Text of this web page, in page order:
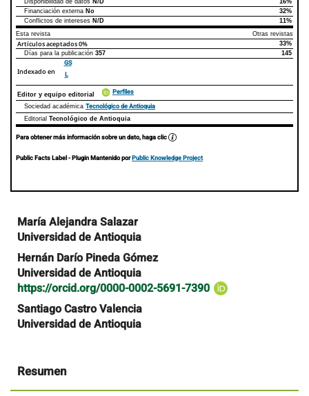
Declaraciones de autoríaEste artículo
Disponibilidad de datos N/D
16%
Financiación externa No
32%
Conflictos de intereses N/D
11%
Esta revista
Otras revistas
Artículos aceptados0%
33%
Días para la publicación 357 145
Indexado en
GS
L
Editor y equipo editorial Perfiles
Sociedad académica Tecnológico de Antioquia
Editorial Tecnológico de Antioquia
Para obtener más información sobre un dato, haga clic
Public Facts Label- Plugin Mantenido porPublic Knowledge Project
Contenido
principal
del
artículo
María Alejandra Salazar
Universidad de Antioquia
Hernán Darío Pineda Gómez
Universidad de Antioquia
https://orcid.org/0000-0002-5691-7390
Santiago Castro Valencia
Universidad de Antioquia
Resumen